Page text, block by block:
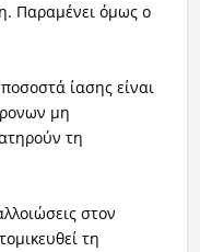
Παραμένει όμως ο
ίασης είναι
μη
τη
στον
τη